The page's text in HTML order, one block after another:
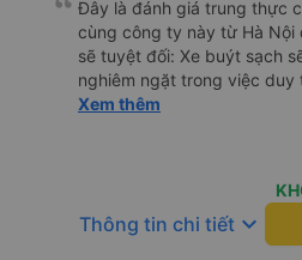
Đây là đánh giá trung thực
cùng công ty này từ Hà
sẽ tuyệt đối: Xe buýt sạch
nghiêm ngặt trong việc
phép ăn trên xe. Đây là lần
trên xe hoạt động hoàn
sạc: Có sẵn cổng sạc USB
tiên tôi thấy. • Môi trường
bật đèn không cần thiết
Xem thêm
Thông tin chi tiết keyboard_arrow_down